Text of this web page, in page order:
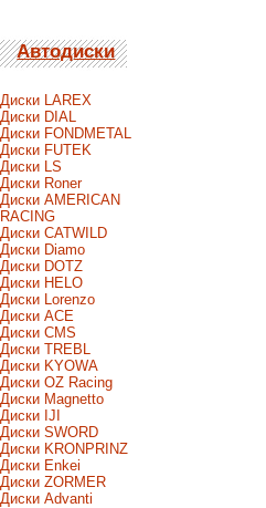
Автодиски
Диски LAREX
Диски DIAL
Диски FONDMETAL
Диски FUTEK
Диски LS
Диски Roner
Диски AMERICAN
RACING
Диски CATWILD
Диски Diamo
Диски DOTZ
Диски HELO
Диски Lorenzo
Диски ACE
Диски CMS
Диски TREBL
Диски KYOWA
Диски OZ Racing
Диски Magnetto
Диски IJI
Диски SWORD
Диски KRONPRINZ
Диски Enkei
Диски ZORMER
Диски Advanti